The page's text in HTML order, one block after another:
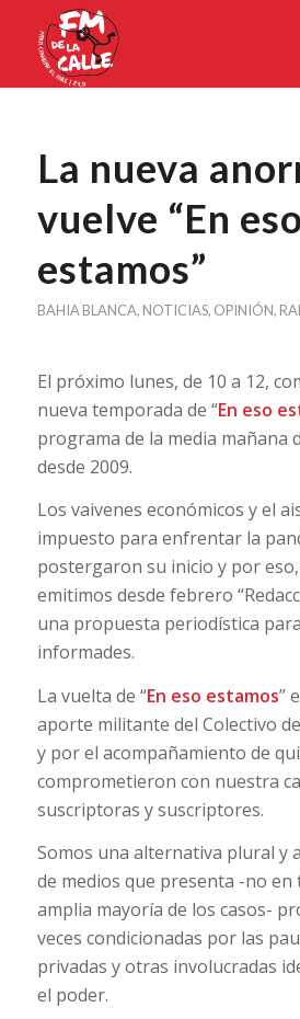
La nueva
vuelve “En eso
estamos”
BAHIA BLANCA, NOTICIAS, OPINIÓN,
El próximo lunes, de 10 a 12,
nueva temporada de “En eso
programa de la media mañana
desde 2009.
Los vaivenes económicos y el
impuesto para enfrentar la
postergaron su inicio y por
emitimos desde febrero
una propuesta periodística
informades.
La vuelta de “En eso estamos”
aporte militante del Colectivo
y por el acompañamiento de
comprometieron con nuestra
suscriptoras y suscriptores.
Somos una alternativa plural y
de medios que presenta -no en
amplia mayoría de los casos-
veces condicionadas por las
privadas y otras involucradas
el poder.